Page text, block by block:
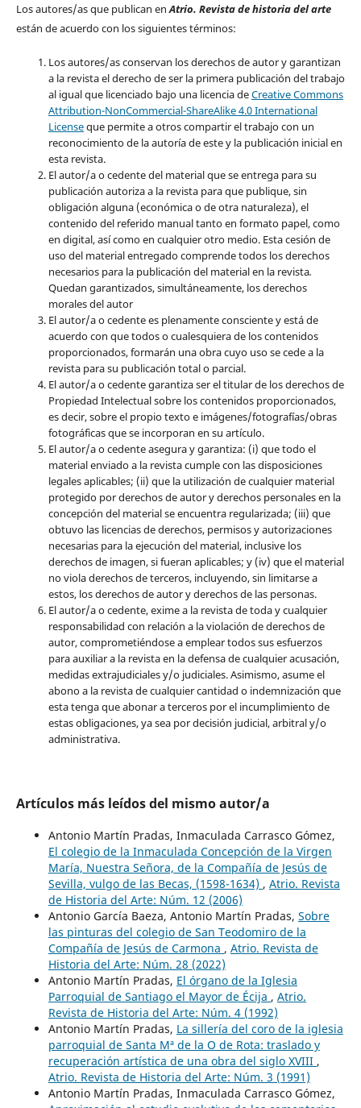
Los autores/as que publican en Atrio. Revista de historia del arte
están de acuerdo con los siguientes términos:
Los autores/as conservan los derechos de autor y garantizan
a la revista el derecho de ser la primera publicación del trabajo
al igual que licenciado bajo una licencia deCreative Commons
Attribution-NonCommercial-ShareAlike 4.0 International
Licenseque permite a otros compartir el trabajo con un
reconocimiento de la autoría de este y la publicación inicial en
esta revista.
El autor/a o cedente del material que se entrega para su
publicación autoriza a la revista para que publique, sin
obligación alguna (económica o de otra naturaleza), el
contenido del referido manual tanto en formato papel, como
en digital, así como en cualquier otro medio. Esta cesión de
uso del material entregado comprende todos los derechos
necesarios para la publicación del material en la revista.
Quedan garantizados, simultáneamente, los derechos
morales del autor
El autor/a o cedente es plenamente consciente y está de
acuerdo con que todos o cualesquiera de los contenidos
proporcionados, formarán una obra cuyo uso se cede a la
revista para su publicación total o parcial.
El autor/a o cedente garantiza ser el titular de los derechos de
Propiedad Intelectual sobre los contenidos proporcionados,
es decir, sobre el propio texto e imágenes/fotografías/obras
fotográficas que se incorporan en su artículo.
El autor/a o cedente asegura y garantiza: (i) que todo el
material enviado a la revista cumple con las disposiciones
legales aplicables; (ii) que la utilización de cualquier material
protegido por derechos de autor y derechos personales en la
concepción del material se encuentra regularizada; (iii) que
obtuvo las licencias de derechos, permisos y autorizaciones
necesarias para la ejecución del material, inclusive los
derechos de imagen, si fueran aplicables; y (iv) que el material
no viola derechos de terceros, incluyendo, sin limitarse a
estos, los derechos de autor y derechos de las personas.
El autor/a o cedente, exime a la revista de toda y cualquier
responsabilidad con relación a la violación de derechos de
autor, comprometiéndose a emplear todos sus esfuerzos
para auxiliar a la revista en la defensa de cualquier acusación,
medidas extrajudiciales y/o judiciales. Asimismo, asume el
abono a la revista de cualquier cantidad o indemnización que
esta tenga que abonar a terceros por el incumplimiento de
estas obligaciones, ya sea por decisión judicial, arbitral y/o
administrativa.
Artículos más leídos del mismo autor/a
Antonio Martín Pradas, Inmaculada Carrasco Gómez,
El colegio de la Inmaculada Concepción de la Virgen
María, Nuestra Señora, de la Compañía de Jesús de
Sevilla, vulgo de las Becas, (1598-1634) , Atrio. Revista
de Historia del Arte: Núm. 12 (2006)
Antonio García Baeza, Antonio Martín Pradas, Sobre
las pinturas del colegio de San Teodomiro de la
Compañía de Jesús de Carmona , Atrio. Revista de
Historia del Arte: Núm. 28 (2022)
Antonio Martín Pradas, El órgano de la Iglesia
Parroquial de Santiago el Mayor de Écija , Atrio.
Revista de Historia del Arte: Núm. 4 (1992)
Antonio Martín Pradas, La sillería del coro de la iglesia
parroquial de Santa Mª de la O de Rota: traslado y
recuperación artística de una obra del siglo XVIII ,
Atrio. Revista de Historia del Arte: Núm. 3 (1991)
Antonio Martín Pradas, Inmaculada Carrasco Gómez,